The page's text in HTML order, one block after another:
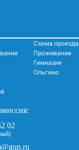
Схема проезда
Проживание
Гимназия
Ольгино
02